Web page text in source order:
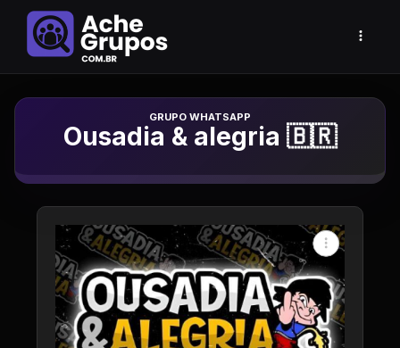
Grupo de Whatsapp
Ousadia & alegria 🇧🇷